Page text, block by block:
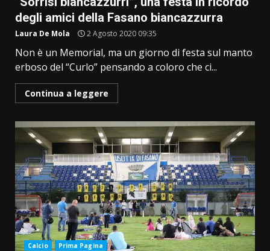
degli amici della Fasano biancazzurra
Laura De Mola 2 Agosto 2020 09:35
Non è un Memorial, ma un giorno di festa sul manto
erboso del “Curlo” pensando a coloro che ci...
Continua a leggere
Calcio Prima Pagina